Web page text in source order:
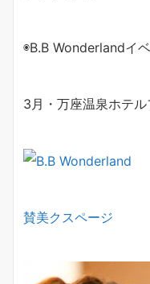
◉B.B Wonderlandイ
3 月・万座温泉ホテ
賛美クスページ